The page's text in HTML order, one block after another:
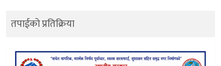
तपाईको प्रतिक्रिया